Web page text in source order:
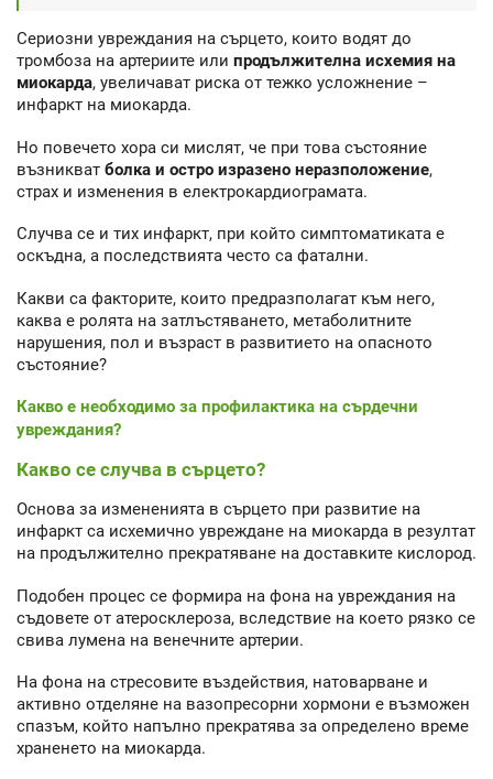
Сериозни увреждания на сърцето, които водят до
тромбоза на артериите или продължителна исхемия на
миокарда, увеличават риска от тежко усложнение –
инфаркт на миокарда.
Но повечето хора си мислят, че при това състояние
възникват болка и остро изразено неразположение,
страх и изменения в електрокардиограмата.
Случва се и тих инфаркт, при който симптоматиката е
оскъдна, а последствията често са фатални.
Какви са факторите, които предразполагат към него,
каква е ролята на затлъстяването, метаболитните
нарушения, пол и възраст в развитието на опасното
състояние?
Какво е необходимо за профилактика на сърдечни
увреждания?
Какво се случва в сърцето?
Основа за измененията в сърцето при развитие на
инфаркт са исхемично увреждане на миокарда в резултат
на продължително прекратяване на доставките кислород.
Подобен процес се формира на фона на увреждания на
съдовете от атеросклероза, вследствие на което рязко се
свива лумена на венечните артерии.
На фона на стресовите въздействия, натоварване и
активно отделяне на вазопресорни хормони е възможен
спазъм, който напълно прекратява за определено време
храненето на миокарда.